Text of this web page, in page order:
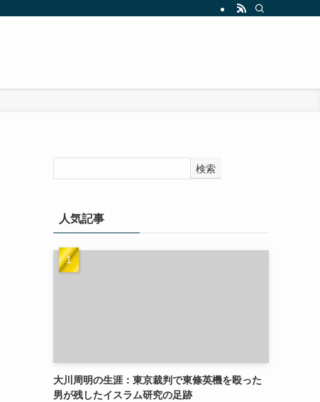
検索
人気記事
大川周明の生涯：東京裁判で東條英機を殴った
男が残したイスラム研究の足跡